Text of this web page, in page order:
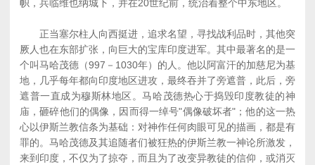
帜，兵临维也纳城下，并在20世纪前，统治着整个中东地区。
正当塞尔柱人向西挺进，追求名望，寻找战利品时，其他突
厥人也在东部扩张，向巨大的宝库印度进军。其中最著名的是一
个叫马哈茂德（997－1030年）的人。他以阿富汗的加慈尼为基
地，几乎每年都向印度地区进攻，最终吞并了旁遮普，此后，旁
遮普一直成为穆斯林地区。马哈茂德热心于捣毁印度教徒的神
庙，砸碎他们的偶像，因而得一绰号"偶像破坏者"；他的这一热
心以伊斯兰教信条为基础：对神作任何肉眼可见的描画，都是有
罪的。马哈茂德及其追随者们被狂热的伊斯兰教一神论所激发，
来到印度，不仅为了掠夺，而且为了改变异教徒的信仰，或消灭